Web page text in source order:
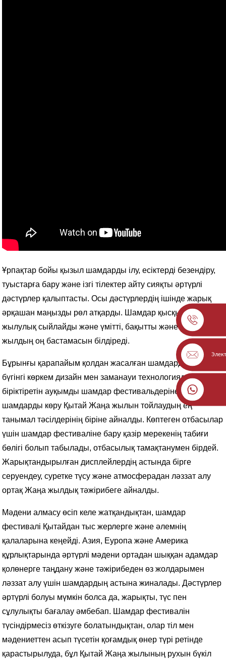
Ұрпақтар бойы қызыл шамдарды ілу, есіктерді безендіру,
туыстарға бару және ізгі тілектер айту сияқты әртүрлі
дәстүрлер қалыптасты. Осы дәстүрлердің ішінде жарық
әрқашан маңызды рөл атқарды. Шамдар қысқы түндерге
жылулық сыйлайды және үмітті, бақытты және алдағы
жылдың оң бастамасын білдіреді.
Бұрынғы қарапайым қолдан жасалған шамдардан бастап,
бүгінгі көркем дизайн мен заманауи технологияларды
біріктіретін ауқымды шамдар фестивальдеріне дейін,
шамдарды көру Қытай Жаңа жылын тойлаудың ең
танымал тәсілдерінің біріне айналды. Көптеген отбасылар
үшін шамдар фестиваліне бару қазір мерекенің табиғи
бөлігі болып табылады, отбасылық тамақтанумен бірдей.
Жарықтандырылған дисплейлердің астында бірге
серуендеу, суретке түсу және атмосферадан ләззат алу
ортақ Жаңа жылдық тәжірибеге айналды.
Мәдени алмасу өсіп келе жатқандықтан, шамдар
фестивалі Қытайдан тыс жерлерге және әлемнің
қалаларына кеңейді. Азия, Еуропа және Америка
құрлықтарында әртүрлі мәдени ортадан шыққан адамдар
қолөнерге таңдану және тәжірибеден өз жолдарымен
ләззат алу үшін шамдардың астына жиналады. Дәстүрлер
әртүрлі болуы мүмкін болса да, жарықты, түс пен
сұлулықты бағалау әмбебап. Шамдар фестивалін
түсіндірмесіз өткізуге болатындықтан, олар тіл мен
мәдениеттен асып түсетін қоғамдық өнер түрі ретінде
қарастырылуда, бұл Қытай Жаңа жылының рухын бүкіл